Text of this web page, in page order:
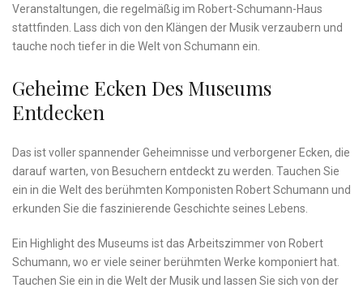
‌Veranstaltungen, die regelmäßig ⁣im Robert-Schumann-Haus
stattfinden. Lass dich von den Klängen der Musik verzaubern​ und
⁣tauche noch⁤ tiefer​ in die ⁤Welt von Schumann​ ein.
Geheime Ecken‍ Des ​Museums
Entdecken
Das ist voller spannender Geheimnisse‍ und ⁣verborgener Ecken, die
darauf warten,‍ von Besuchern entdeckt zu werden.⁤ Tauchen Sie
ein in‌ die Welt des berühmten Komponisten ⁤Robert Schumann und
‍erkunden Sie die‍ faszinierende Geschichte seines‍ Lebens.
Ein Highlight des Museums ist das Arbeitszimmer von​ Robert
⁤Schumann, ‍wo er⁣ viele seiner berühmten Werke komponiert hat.
Tauchen ‍Sie ein in die Welt der Musik ⁤und lassen Sie sich von der